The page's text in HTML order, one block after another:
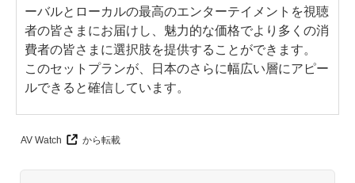
ーバルとローカルの最高のエンターテイメントを視聴
者の皆さまにお届けし、魅力的な価格でより多くの消
費者の皆さまに選択肢を提供することができます。
このセットプランが、日本のさらに幅広い層にアピー
ルできると確信しています。
AV Watch から転載